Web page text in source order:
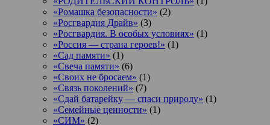
«Ромашка безопасности» (2)
«Росгвардия Драйв» (3)
«Росгвардия. В особых условиях» (1)
«Россия — страна героев!» (1)
«Сад памяти» (1)
«Свеча памяти» (6)
«Своих не бросаем» (1)
«Связь поколений» (7)
«Сдай батарейку — спаси природу» (1)
«Семейные ценности» (1)
«СИМ» (2)